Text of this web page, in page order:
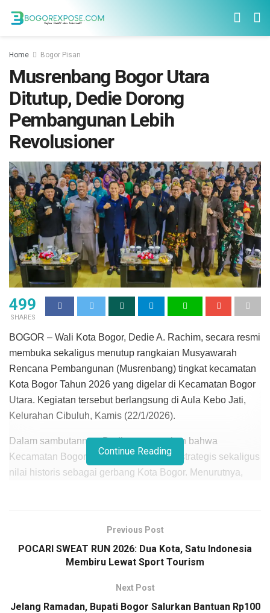
Home Bogor Pisan
Musrenbang Bogor Utara
Ditutup, Dedie Dorong
Pembangunan Lebih
Revolusioner
499
SHARES
BOGOR – Wali Kota Bogor, Dedie A. Rachim, secara resmi
membuka sekaligus menutup rangkaian Musyawarah
Rencana Pembangunan (Musrenbang) tingkat kecamatan
Kota Bogor Tahun 2026 yang digelar di Kecamatan Bogor
Utara. Kegiatan tersebut berlangsung di Aula Kebo Jati,
Kelurahan Cibuluh, Kamis (22/1/2026).
Dalam sambutannya, Dedie menegaskan bahwa
Kecamatan Bogor Utara memiliki posisi strategis sekaligus
nilai historis sebagai gerbang Kota Bogor. Menurutnya,
“Konsep dan langkah-langkah pembangunan perlu
diperbaiki agar dampaknya lebih terasa. Masyarakat Bogor
kesejahteraan, bukan sekadar menjadi penonton
perkembangan wilayah tetangga,” ujar Dedie.
Continue Reading
Previous Post
POCARI SWEAT RUN 2026: Dua Kota, Satu Indonesia
Membiru Lewat Sport Tourism
Next Post
Jelang Ramadan, Bupati Bogor Salurkan Bantuan Rp100